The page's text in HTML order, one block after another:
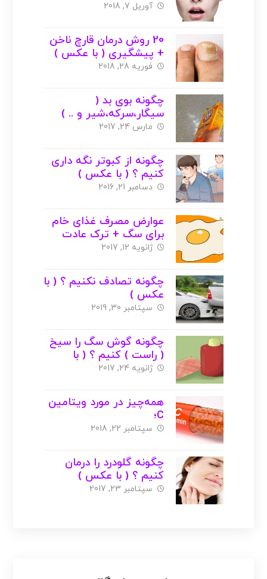
آوریل 7, 2018
20 روش درمان قارچ ناخن
+ پیشگیری ( با عکس )
فوریه 28, 2018
چگونه بوی بد (
سیگار،سرکه،شیر و .. )
روی فرش را از بین ببریم
مارس 24, 2017
چگونه از کبوتر نگه داری
کنیم ؟ ( با عکس )
دسامبر 21, 2016
عوارض مصرف غذای خام
برای سگ + ترک عادت
های بد سگ
ژانویه 12, 2017
چگونه تصادف نکنیم ؟ ( با
عکس )
سپتامبر 30, 2019
چگونه گوش سگ را سیخ
( راست ) کنیم ؟ ( با
عکس )
ژانویه 24, 2017
همه‌چیز در مورد ویتامین
C؛
منابع،فواید،مضرات،کمبود
سپتامبر 22, 2018
چگونه گلودرد را درمان
کنیم ؟ ( با عکس )
سپتامبر 23, 2017